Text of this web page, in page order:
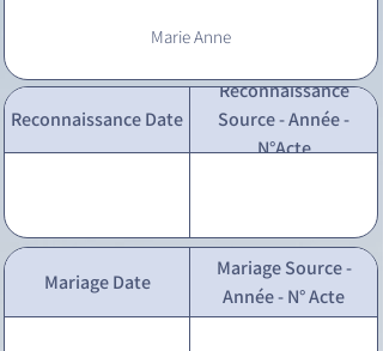
Marie Anne
Reconnaissance Date
Reconnaissance
Source - Année -
N°Acte
Mariage Date
Mariage Source -
Année - N° Acte